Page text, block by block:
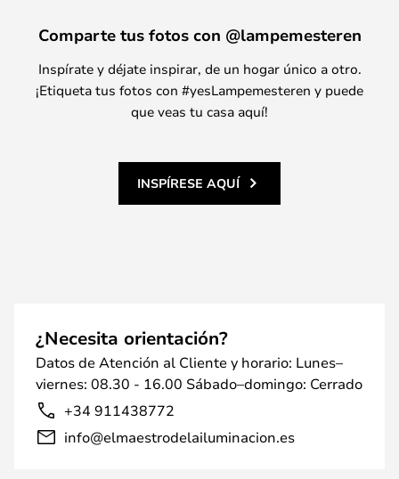
Comparte tus fotos con @lampemesteren
Inspírate y déjate inspirar, de un hogar único a otro.
¡Etiqueta tus fotos con #yesLampemesteren y puede
que veas tu casa aquí!
INSPÍRESE AQUÍ
¿Necesita orientación?
Datos de Atención al Cliente y horario: Lunes–
viernes: 08.30 - 16.00 Sábado–domingo: Cerrado
+34 911438772
info@elmaestrodelailuminacion.es